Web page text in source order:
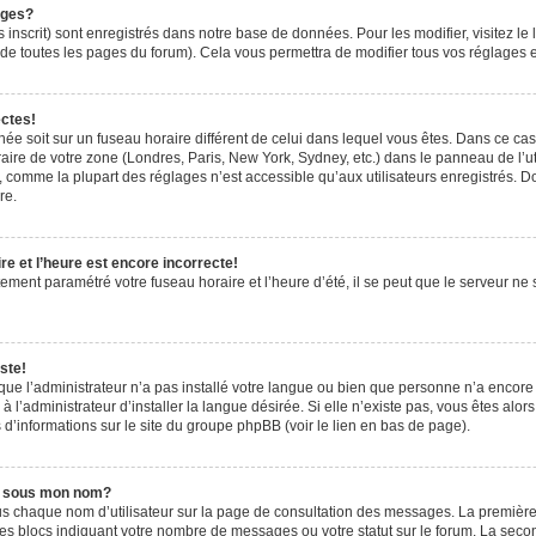
inscrit) sont enregistrés dans notre base de données. Pour les modifier, visitez le
toutes les pages du forum). Cela vous permettra de modifier tous vos réglages
soit sur un fuseau horaire différent de celui dans lequel vous êtes. Dans ce
de votre zone (Londres, Paris, New York, Sydney, etc.) dans le panneau de
la plupart des réglages n’est accessible qu’aux utilisateurs enregistrés.
et l’heure est encore incorrecte!
paramétré votre fuseau horaire et l’heure d’été, il se peut que le serveur ne
l’administrateur n’a pas installé votre langue ou bien que personne n’a
l’administrateur d’installer la langue désirée. Si elle n’existe pas, vous êtes
sur le site du groupe phpBB (voir le lien en bas de page).
mon nom?
chaque nom d’utilisateur sur la page de consultation des messages. La
blocs indiquant votre nombre de messages ou votre statut sur le forum. La